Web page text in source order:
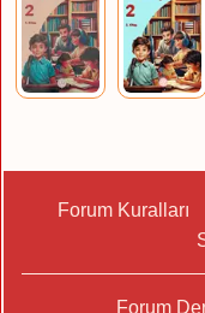
Forum Kuralları
Forum